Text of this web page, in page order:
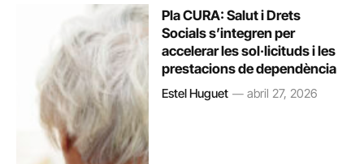
Pla CURA: Salut i Drets
Socials s’integren per
accelerar les sol·licituds i les
prestacions de dependència
Estel Huguet abril 27, 2026